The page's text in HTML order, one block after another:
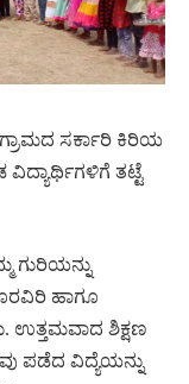
ಸರ್ಕಾರಿ ಕಿರಿಯ
ವಿದ್ಯಾರ್ಥಿಗಳಿಗೆ ತಟ್ಟೆ
ಗುರಿಯನ್ನು
ಹಾಗೂ
ಉತ್ತಮವಾದ ಶಿಕ್ಷಣ
ಪಡೆದ ವಿದ್ಯೆಯನ್ನು